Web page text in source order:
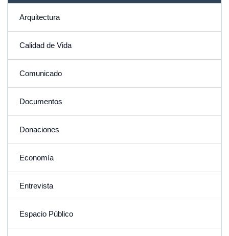
Arquitectura
Calidad de Vida
Comunicado
Documentos
Donaciones
Economía
Entrevista
Espacio Público